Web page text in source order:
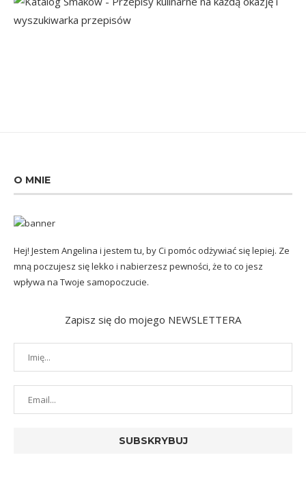
O MNIE
Hej! Jestem Angelina i jestem tu, by Ci pomóc odżywiać się lepiej. Ze
mną poczujesz się lekko i nabierzesz pewności, że to co jesz
wpływa na Twoje samopoczucie.
Zapisz się do mojego NEWSLETTERA